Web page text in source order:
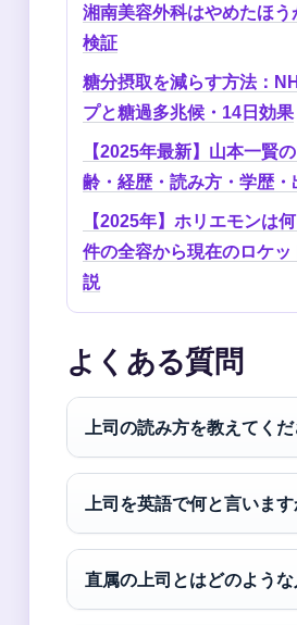
湘南美容外科はやめたほ
検証
糖分摂取を減らす方法：
プと糖過多兆候・14日効果
【2025年最新】山本一賢
齢・経歴・読み方・学歴
【2025年】ホリエモンは
件の全容から現在のロケ
説
よくある質問
上司の読み方を教えてくだ
上司を英語で何と言います
直属の上司とはどのような